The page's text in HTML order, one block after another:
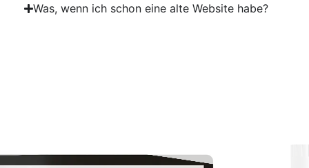
Was, wenn ich schon eine alte Website habe?